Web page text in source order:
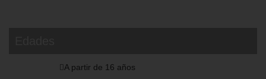
A partir de 16 años